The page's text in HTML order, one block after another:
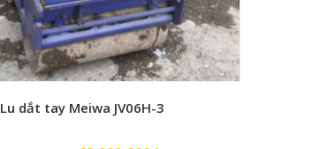
Lu dắt tay Meiwa JV06H-3